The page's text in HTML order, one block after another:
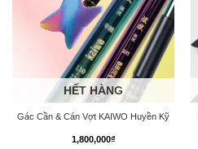
HẾT HÀNG
Gác Cần & Cán Vợt KAIWO Huyền Kỹ
1,800,000₫